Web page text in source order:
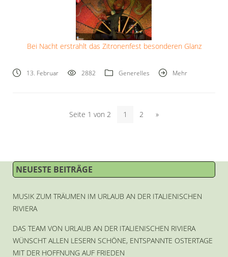
Bei Nacht erstrahlt das Zitronenfest besonderen Glanz
13. Februar 2882 Generelles Mehr
Seite 1 von 2 1 2 »
NEUESTE BEITRÄGE
MUSIK ZUM TRÄUMEN IM URLAUB AN DER ITALIENISCHEN
RIVIERA
DAS TEAM VON URLAUB AN DER ITALIENISCHEN RIVIERA
WÜNSCHT ALLEN LESERN SCHÖNE, ENTSPANNTE OSTERTAGE
MIT DER HOFFNUNG AUF FRIEDEN